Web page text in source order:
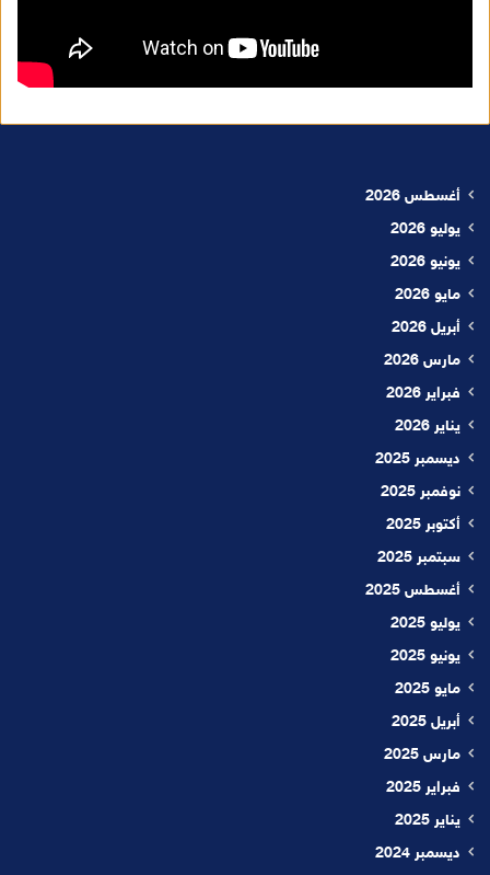
أغسطس 2026
يوليو 2026
يونيو 2026
مايو 2026
أبريل 2026
مارس 2026
فبراير 2026
يناير 2026
ديسمبر 2025
نوفمبر 2025
أكتوبر 2025
سبتمبر 2025
أغسطس 2025
يوليو 2025
يونيو 2025
مايو 2025
أبريل 2025
مارس 2025
فبراير 2025
يناير 2025
ديسمبر 2024